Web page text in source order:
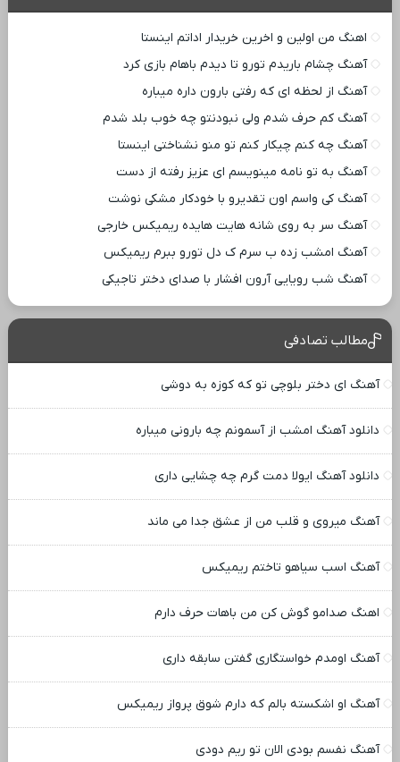
اهنگ من اولین و اخرین خریدار اداتم اینستا
آهنگ چشام باریدم تورو تا دیدم باهام بازی کرد
آهنگ از لحظه ای که رفتی بارون داره میباره
آهنگ کم حرف شدم ولی نبودنتو چه خوب بلد شدم
آهنگ چه کنم چیکار کنم تو منو نشناختی اینستا
آهنگ به تو نامه مینویسم ای عزیز رفته از دست
آهنگ کی واسم اون تقدیرو با خودکار مشکی نوشت
آهنگ سر به روی شانه هایت هایده ریمیکس خارجی
آهنگ امشب زده ب سرم ک دل تورو ببرم ریمیکس
آهنگ شب رویایی آرون افشار با صدای دختر تاجیکی
مطالب تصادفی
آهنگ ای دختر بلوچی تو که کوزه به دوشی
دانلود آهنگ امشب از آسمونم چه بارونی میباره
دانلود آهنگ ایولا دمت گرم چه چشایی داری
آهنگ میروی و قلب من از عشق جدا می ماند
آهنگ اسب سیاهو تاختم ریمیکس
اهنگ صدامو گوش کن من باهات حرف دارم
آهنگ اومدم خواستگاری گفتن سابقه داری
آهنگ او اشکسته بالم که دارم شوق پرواز ریمیکس
آهنگ نفسم بودی الان تو ریم دودی